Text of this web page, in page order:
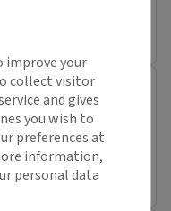
improve your
collect visitor
and gives
you wish to
preferences at
information,
personal data